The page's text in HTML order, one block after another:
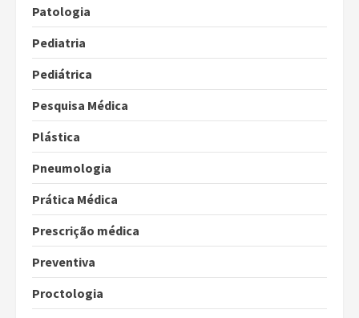
Patologia
Pediatria
Pediátrica
Pesquisa Médica
Plástica
Pneumologia
Prática Médica
Prescrição médica
Preventiva
Proctologia